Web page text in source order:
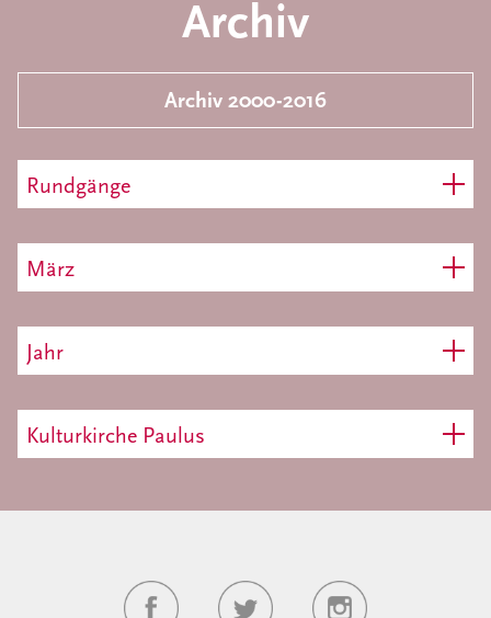
Archiv
Archiv 2000-2016
Rundgänge
März
Jahr
Kulturkirche Paulus